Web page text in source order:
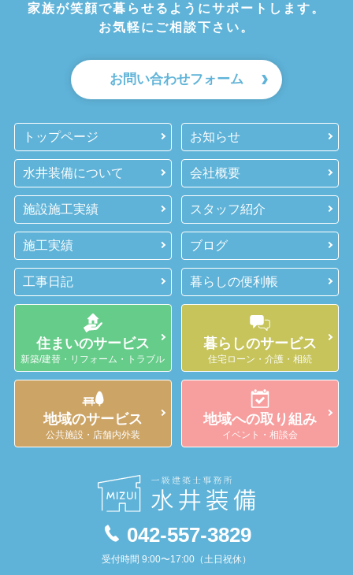
家族が笑顔で暮らせるようにサポートします。
お気軽にご相談下さい。
お問い合わせフォーム
042-557-3829
受付時間 9:00〜17:00（土日祝休）
トップページ お知らせ
水井装備について 会社概要
施設施工実績 スタッフ紹介
施工実績 ブログ
工事日記 暮らしの便利帳
住まいのサービス
新築/建替・リフォーム・トラブル
暮らしのサービス
住宅ローン・介護・相続
地域のサービス
公共施設・店舗内外装
地域への取り組み
イベント・相談会